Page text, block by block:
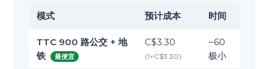
模式 预计成本 时间
TTC 900 路公交 + 地
铁
最便宜
C$3.30
(1×C$3.30)
~60
极小